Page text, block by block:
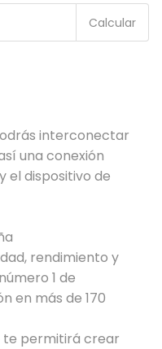
Calcular
interconectar
una conexión
el dispositivo de
rendimiento y
1 de
en más de 170
te permitirá crear